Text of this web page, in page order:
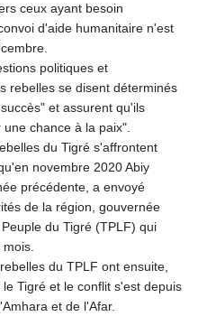
ceux ayant besoin
d'aide humanitaire n'est
politiques et
rebelles se disent déterminés
et assurent qu'ils
chance à la paix".
du Tigré s'affrontent
novembre 2020 Abiy
précédente, a envoyé
de la région, gouvernée
du Tigré (TPLF) qui
du TPLF ont ensuite,
Tigré et le conflit s'est depuis
et de l'Afar.